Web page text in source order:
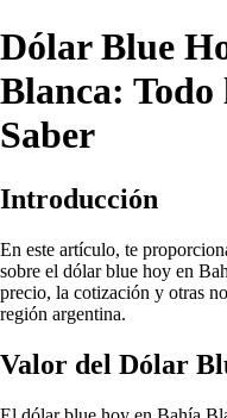
Dólar Blue
Blanca: Todo
Saber
Introducción
En este artículo, te
sobre el dólar blue hoy en
precio, la cotización y otras
región argentina.
Valor del Dólar